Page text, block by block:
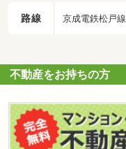
路線 京成電鉄松戸線
不動産をお持ちの方